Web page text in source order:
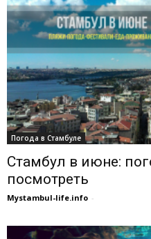
Погода в Стамбуле
Стамбул в июне:
посмотреть
Mystambul-life.info -